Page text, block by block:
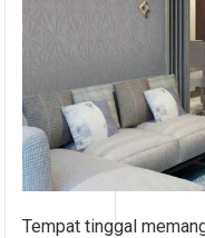
Tempat tinggal